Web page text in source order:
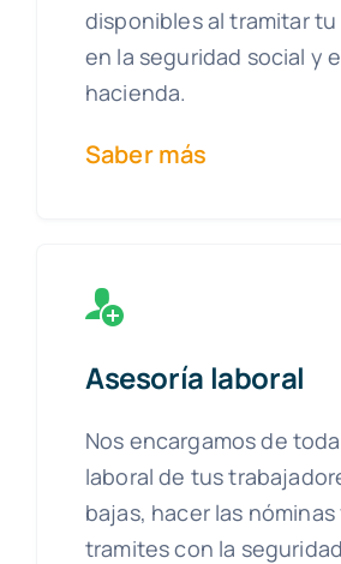
disponibles al tramitar tu
en la seguridad social y
hacienda.
Saber más
Asesoría laboral
Nos encargamos de
laboral de tus
bajas, hacer las
tramites con la